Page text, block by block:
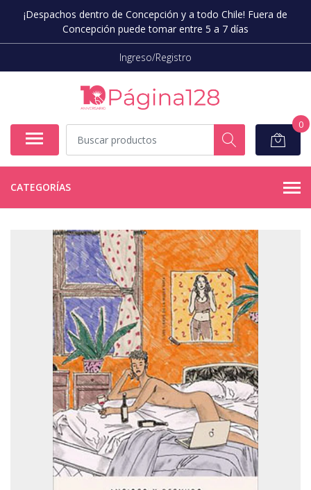
¡Despachos dentro de Concepción y a todo Chile! Fuera de
Concepción puede tomar entre 5 a 7 días
Ingreso/Registro
0
CATEGORÍAS